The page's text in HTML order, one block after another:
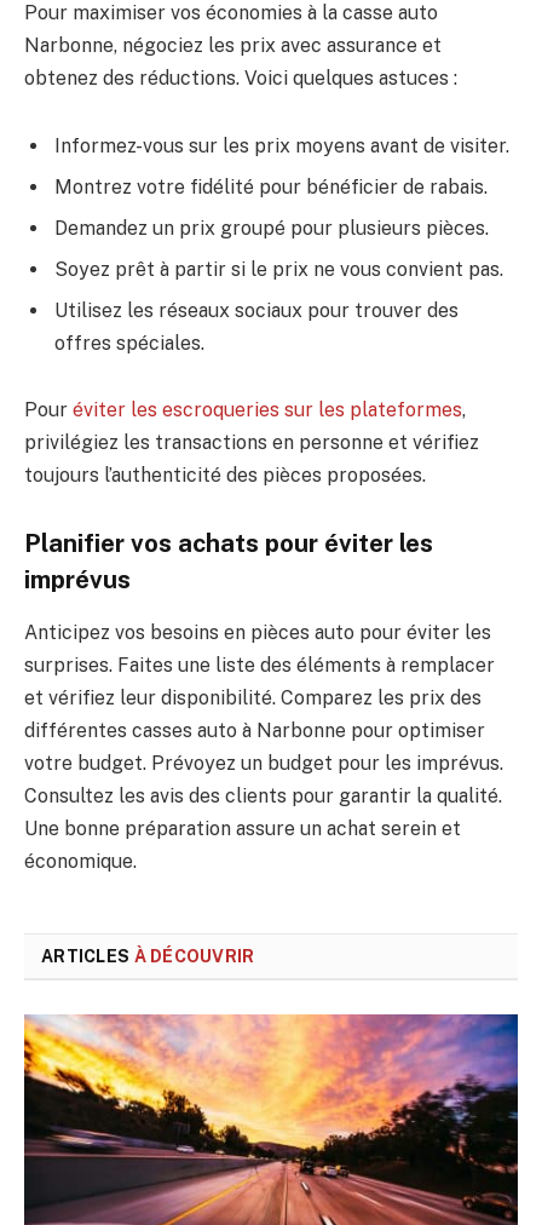
Pour maximiser vos économies à la casse auto
Narbonne, négociez les prix avec assurance et
obtenez des réductions. Voici quelques astuces :
Informez-vous sur les prix moyens avant de visiter.
Montrez votre fidélité pour bénéficier de rabais.
Demandez un prix groupé pour plusieurs pièces.
Soyez prêt à partir si le prix ne vous convient pas.
Utilisez les réseaux sociaux pour trouver des
offres spéciales.
Pour éviter les escroqueries sur les plateformes,
privilégiez les transactions en personne et vérifiez
toujours l’authenticité des pièces proposées.
Planifier vos achats pour éviter les
imprévus
Anticipez vos besoins en pièces auto pour éviter les
surprises. Faites une liste des éléments à remplacer
et vérifiez leur disponibilité. Comparez les prix des
différentes casses auto à Narbonne pour optimiser
votre budget. Prévoyez un budget pour les imprévus.
Consultez les avis des clients pour garantir la qualité.
Une bonne préparation assure un achat serein et
économique.
ARTICLES À DÉCOUVRIR